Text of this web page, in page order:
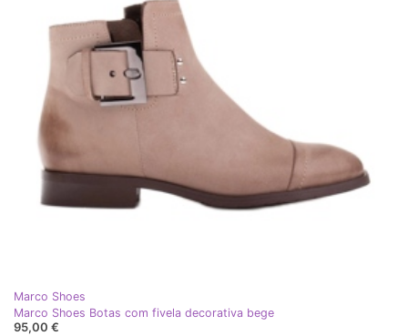
Marco Shoes
Marco Shoes Botas com fivela decorativa bege
95,00 €